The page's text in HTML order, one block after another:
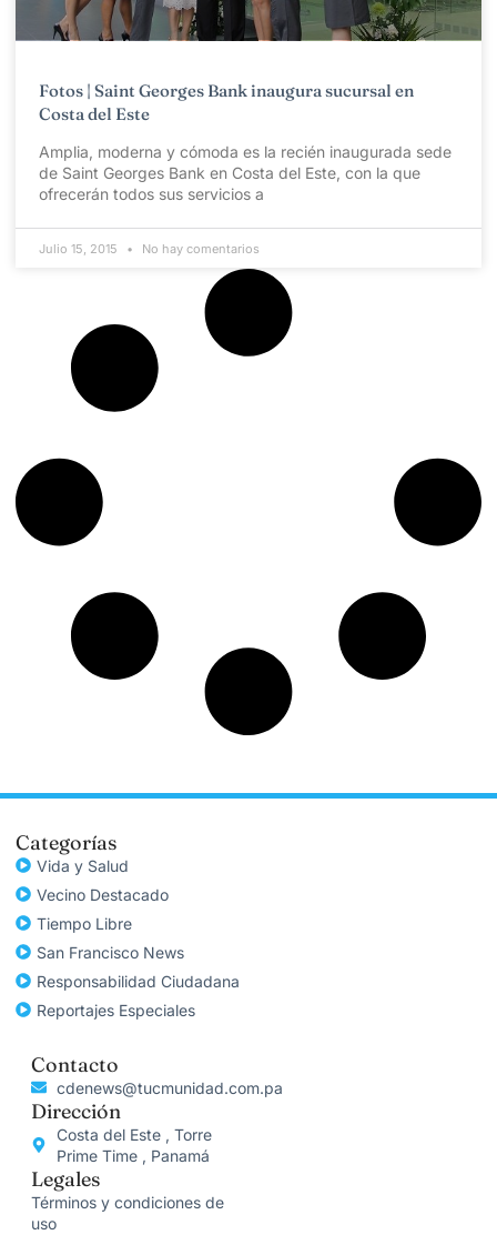
Fotos | Saint Georges Bank inaugura sucursal en
Costa del Este
Amplia, moderna y cómoda es la recién inaugurada sede
de Saint Georges Bank en Costa del Este, con la que
ofrecerán todos sus servicios a
Julio 15, 2015 No hay comentarios
Categorías
Vida y Salud
Vecino Destacado
Tiempo Libre
San Francisco News
Responsabilidad Ciudadana
Reportajes Especiales
Contacto
cdenews@tucmunidad.com.pa
Dirección
Costa del Este , Torre
Prime Time , Panamá
Legales
Términos y condiciones de
uso